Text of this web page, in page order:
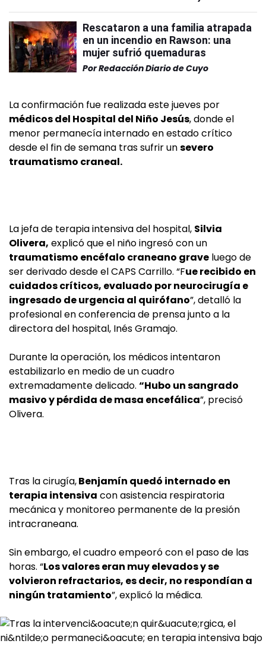
Rescataron a una familia atrapada
en un incendio en Rawson: una
mujer sufrió quemaduras
PorRedacción Diario de Cuyo
La confirmación fue realizada este jueves por
médicos del Hospital del Niño Jesús, donde el
menor permanecía internado en estado crítico
desde el fin de semana tras sufrir unsevero
traumatismo craneal.
La jefa de terapia intensiva del hospital, Silvia
Olivera, explicó que el niño ingresó con un
traumatismo encéfalo craneano grave luego de
ser derivado desde el CAPS Carrillo. “Fue recibido en
cuidados críticos, evaluado por neurocirugía e
ingresado de urgencia al quirófano”, detalló la
profesional en conferencia de prensa junto a la
directora del hospital, Inés Gramajo.
Durante la operación, los médicos intentaron
estabilizarlo en medio de un cuadro
extremadamente delicado. “Hubo un sangrado
masivo y pérdida de masa encefálica”, precisó
Olivera.
Tras la cirugía,Benjamín quedó internado en
terapia intensiva con asistencia respiratoria
mecánica y monitoreo permanente de la presión
intracraneana.
Sin embargo, el cuadro empeoró con el paso de las
horas. “Los valores eran muy elevados y se
volvieron refractarios, es decir, no respondían a
ningún tratamiento”, explicó la médica.